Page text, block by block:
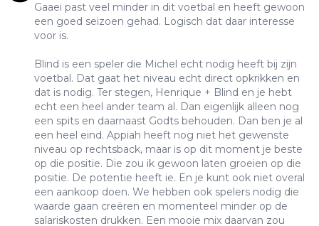
Gaaei past veel minder in dit voetbal en heeft gewoon
een goed seizoen gehad. Logisch dat daar interesse
voor is.
Blind is een speler die Michel echt nodig heeft bij zijn
voetbal. Dat gaat het niveau echt direct opkrikken en
dat is nodig. Ter stegen, Henrique + Blind en je hebt
echt een heel ander team al. Dan eigenlijk alleen nog
een spits en daarnaast Godts behouden. Dan ben je al
een heel eind. Appiah heeft nog niet het gewenste
niveau op rechtsback, maar is op dit moment je beste
op die positie. Die zou ik gewoon laten groeien op die
positie. De potentie heeft ie. En je kunt ook niet overal
een aankoop doen. We hebben ook spelers nodig die
waarde gaan creëren en momenteel minder op de
salariskosten drukken. Een mooie mix daarvan zou